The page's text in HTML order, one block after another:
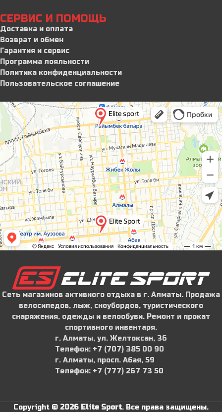
СЕРВИС И ПОМОЩЬ
Доставка и оплата
Возврат и обмен
Гарантия и сервис
Программа лояльности
Политика конфиденциальности
Пользовательское соглашение
Сеть магазинов активного отдыха в г. Алматы. Продажа
велосипедов, лыж, сноубордов, туристического
снаряжения, одежды и велообуви. Ремонт и прокат
спортивного инвентаря.
г. Алматы, ул. Желтоксан, 36
Телефон: ‪+7 (707) 385 00 90‬
г. Алматы, просп. Абая, 59
Телефон: ‪+7 (777) 267 73 50
Copyright © 2026 Elite Sport. Все права защищены.